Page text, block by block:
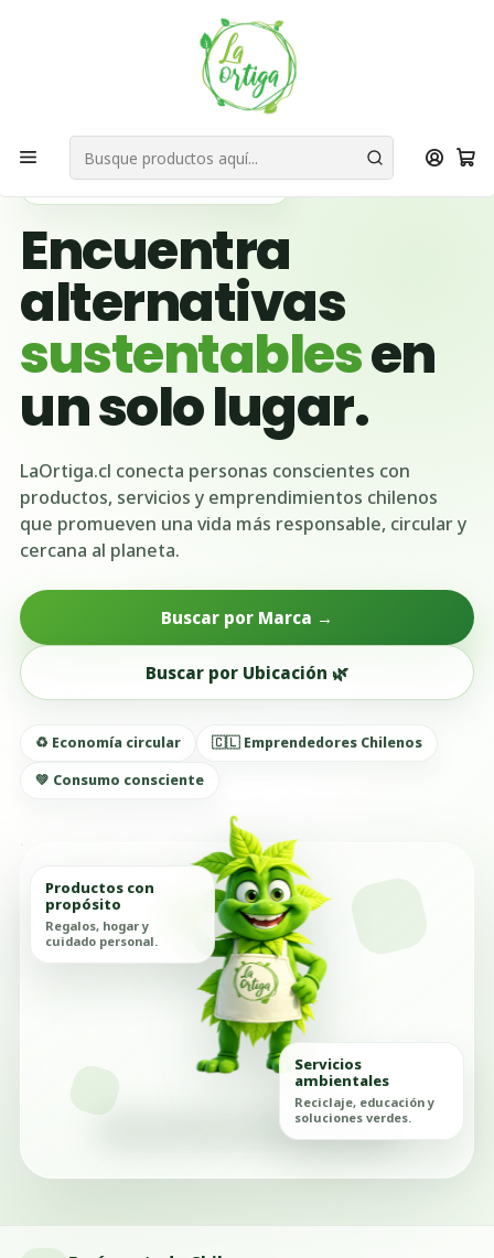
Bienvenid@s a quienes quieren un planeta más verde...
Nuestra Misión
Ubicación Emprendedores Región Metropolitana
Lo Prado
🌱 BUSCADOR VERDE DE CHILE
Encuentra
alternativas
sustentablesen
un solo lugar.
LaOrtiga.cl conecta personas conscientes con
productos, servicios y emprendimientos chilenos
que promueven una vida más responsable, circular y
cercana al planeta.
Buscar por Marca →
Buscar por Ubicación 🌿
♻️ Economía circular
🇨🇱 Emprendedores Chilenos
💚 Consumo consciente
Productos con
propósito
Regalos, hogar y
cuidado personal.
Servicios
ambientales
Reciclaje, educación y
soluciones verdes.